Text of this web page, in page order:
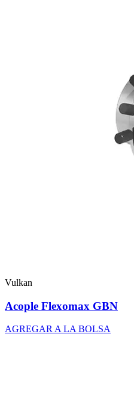
Vulkan
Acople Flexomax GBN
AGREGAR A LA BOLSA